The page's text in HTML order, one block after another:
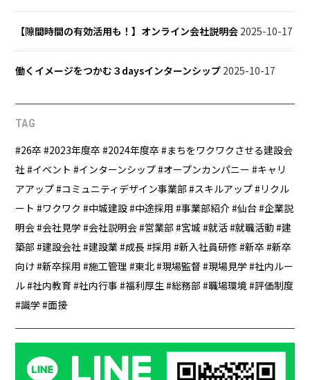
【隙間時間の有効活用も！】オンライン会社説明会 2025-10-17
働くイメージをつかむ３daysインターンシップ 2025-10-17
TAG
26卒 2023年度卒 2024年度卒
まちをワクワクさせる建設会
社 イベント インターンシップ オープンカンパニー
キャリ
アアップ コミュニティデザイン事業部 スキルアップ
リクル
ート
ワクワク 中城建設 中途採用 事業部紹介 仙台 企業説
明会 会社見学 会社説明会 営業部 宮城 就活 就職活動 建
築部
建設会社 建設業 成長 採用 新入社員研修 新卒
新卒
向け 新卒採用 施工管理 東北 現場監督 現場見学
社内ルー
ル 社内教育 社内行事 福利厚生 総務部 職場環境 評価制度
識学
面接